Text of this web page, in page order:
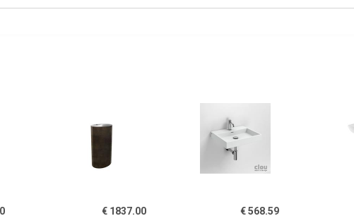
€ 1837.00 € 568.59